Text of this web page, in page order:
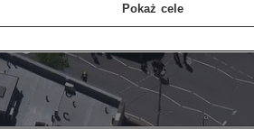
Pokaż cele